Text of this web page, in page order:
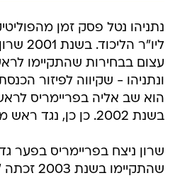
נתניהו נטל פסק זמן
ליו"ר
עצום בבחירות שהתקיימו
ונתניהו - שקיווה לפיזור
הוא שב אליה בפריימריס
בשנת 2002. כן כן, נגד ראש ממשלה מכהן.
שרון ניצח בפריימריס בפער
שהתקיימו